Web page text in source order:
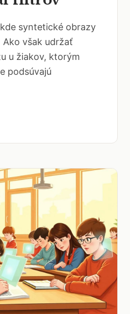
syntetické obrazy
Ako však udržať
u žiakov, ktorým
podsúvajú